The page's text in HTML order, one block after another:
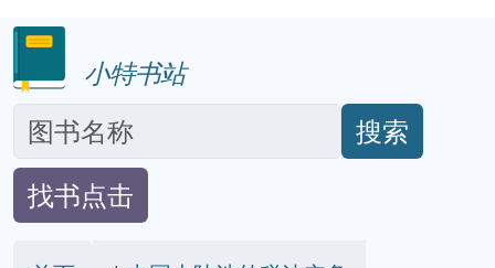
小特书站
搜索
找书点击